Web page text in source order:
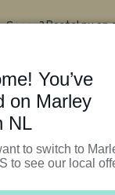
Spoon?Bestel nu en
You’ve
on Marley
NL
to switch to
to see our local